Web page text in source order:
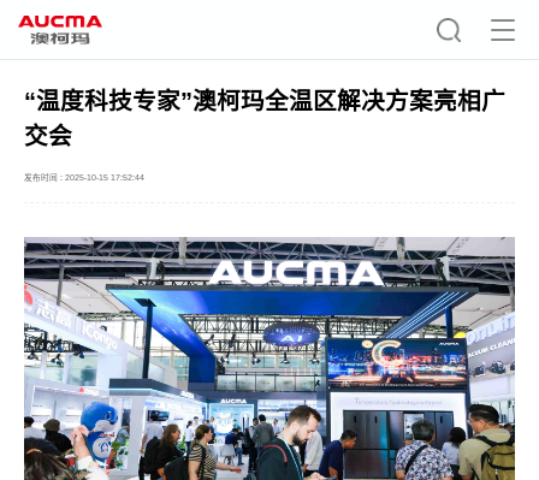
“温度科技专家”澳柯玛全温区解决方案亮相广
交会
发布时间 : 2025-10-15 17:52:44